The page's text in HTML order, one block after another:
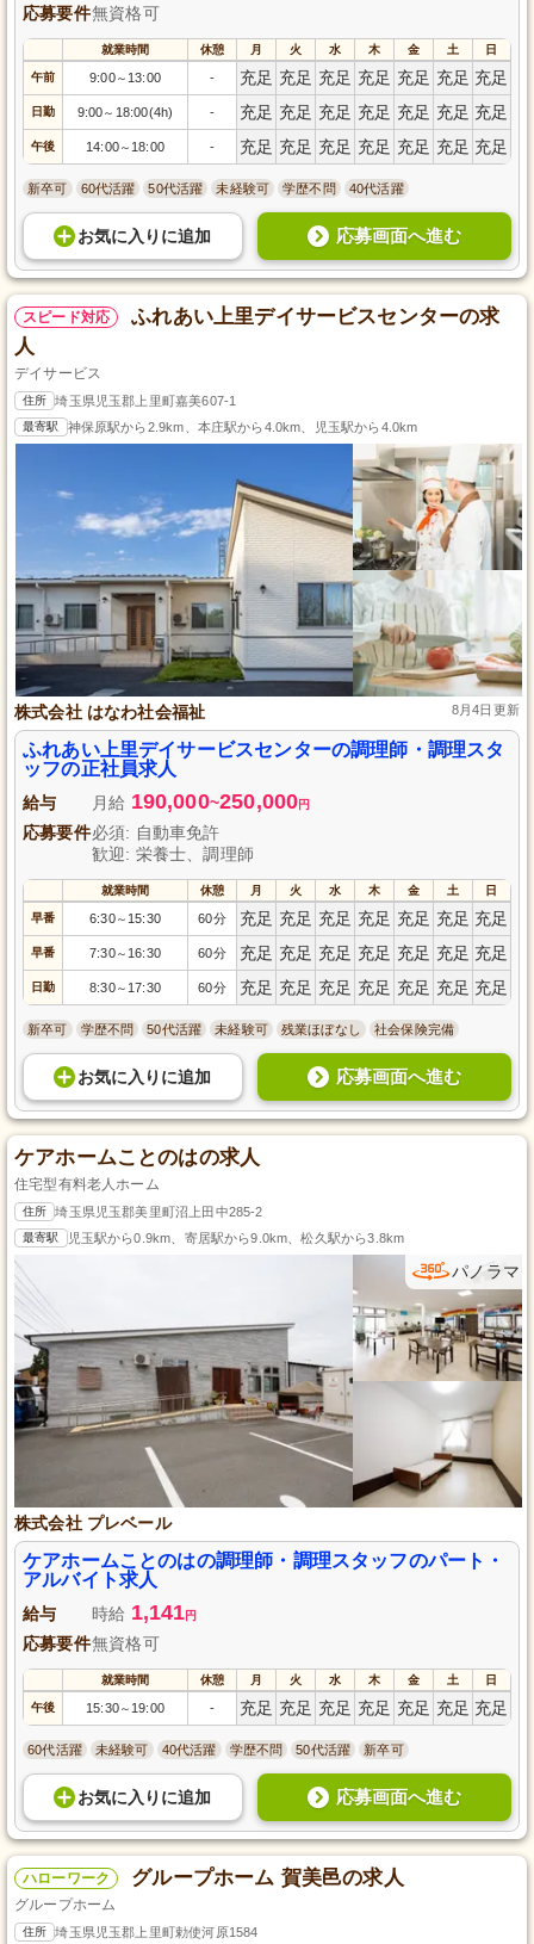
応募要件無資格可
就業時間 休憩 月 火 水 木 金 土 日
午前 9:00～ 13:00 - 充足 充足 充足 充足 充足 充足 充足
日勤 9:00～ 18:00(4h) - 充足 充足 充足 充足 充足 充足 充足
午後 14:00～ 18:00 - 充足 充足 充足 充足 充足 充足 充足
新卒可 60代活躍 50代活躍 未経験可 学歴不問 40代活躍
お気に入り に追加 応募画面へ進む
スピード対応
ふれあい上里デイサービスセンターの求
人
デイサービス
住所 埼玉県児玉郡上里町嘉美607-1
最寄駅 神保原駅から2.9km、本庄駅から4.0km、児玉駅から4.0km
株式会社 はなわ社会福祉 8月4日更新
ふれあい上里デイサービスセンターの調理師・調理スタ
ッフの正社員求人
給与 月給 190,000~250,000円
応募要件必須: 自動車免許
歓迎: 栄養士、調理師
就業時間 休憩 月 火 水 木 金 土 日
早番 6:30～ 15:30 60分 充足 充足 充足 充足 充足 充足 充足
早番 7:30～ 16:30 60分 充足 充足 充足 充足 充足 充足 充足
日勤 8:30～ 17:30 60分 充足 充足 充足 充足 充足 充足 充足
新卒可 学歴不問 50代活躍 未経験可 残業ほぼなし 社会保険完備
お気に入り に追加 応募画面へ進む
ケアホームことのはの求人
住宅型有料老人ホーム
住所 埼玉県児玉郡美里町沼上田中285-2
最寄駅 児玉駅から0.9km、寄居駅から9.0km、松久駅から3.8km
パノラマ
株式会社 プレベール
ケアホームことのはの調理師・調理スタッフのパート・
アルバイト求人
給与 時給 1,141円
応募要件無資格可
就業時間 休憩 月 火 水 木 金 土 日
午後 15:30～ 19:00 - 充足 充足 充足 充足 充足 充足 充足
60代活躍 未経験可 40代活躍 学歴不問 50代活躍 新卒可
お気に入り に追加 応募画面へ進む
ハローワーク グループホーム 賀美邑の求人
グループホーム
住所 埼玉県児玉郡上里町勅使河原1584